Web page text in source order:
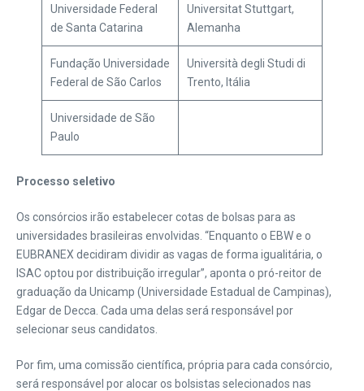
Universidade Federal
de Santa Catarina
Universitat Stuttgart,
Alemanha
Fundação Universidade
Federal de São Carlos
Università degli Studi di
Trento, Itália
Universidade de São
Paulo
Processo seletivo
Os consórcios irão estabelecer cotas de bolsas para as
universidades brasileiras envolvidas. “Enquanto o EBW e o
EUBRANEX decidiram dividir as vagas de forma igualitária, o
ISAC optou por distribuição irregular”, aponta o pró-reitor de
graduação da Unicamp (Universidade Estadual de Campinas),
Edgar de Decca. Cada uma delas será responsável por
selecionar seus candidatos.
Por fim, uma comissão científica, própria para cada consórcio,
será responsável por alocar os bolsistas selecionados nas